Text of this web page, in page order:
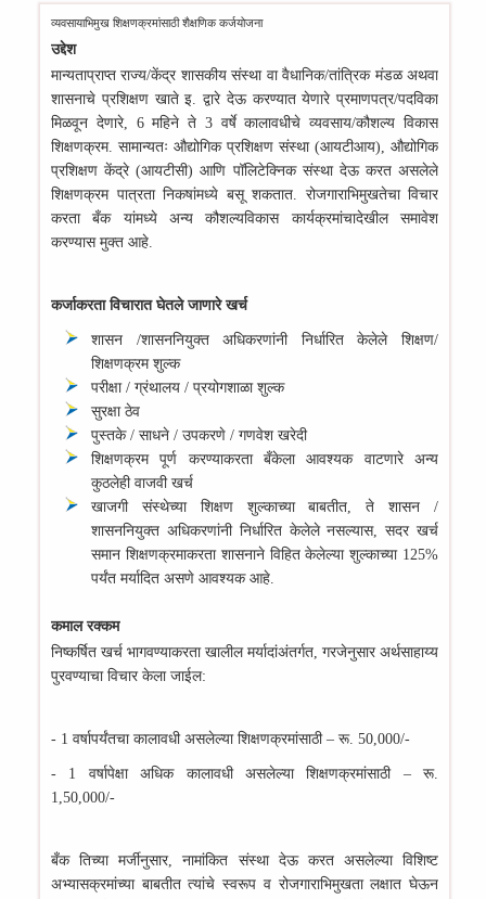
व्यवसायाभिमुख शिक्षणक्रमांसाठी शैक्षणिक कर्जयोजना
उद्देश
मान्यताप्राप्त राज्य/केंद्र शासकीय संस्था वा वैधानिक/तांत्रिक मंडळ अथवा
शासनाचे प्रशिक्षण खाते इ. द्वारे देऊ करण्यात येणारे प्रमाणपत्र/पदविका
मिळवून देणारे, 6 महिने ते 3 वर्षे कालावधीचे व्यवसाय/कौशल्य विकास
शिक्षणक्रम. सामान्यतः औद्योगिक प्रशिक्षण संस्था (आयटीआय), औद्योगिक
प्रशिक्षण केंद्रे (आयटीसी) आणि पॉलिटेक्निक संस्था देऊ करत असलेले
शिक्षणक्रम पात्रता निकषांमध्ये बसू शकतात. रोजगाराभिमुखतेचा विचार
करता बँक यांमध्ये अन्य कौशल्यविकास कार्यक्रमांचादेखील समावेश
करण्यास मुक्त आहे.
कर्जाकरता विचारात घेतले जाणारे खर्च
शासन /शासननियुक्त अधिकरणांनी निर्धारित केलेले शिक्षण/
शिक्षणक्रम शुल्क
परीक्षा / ग्रंथालय / प्रयोगशाळा शुल्क
सुरक्षा ठेव
पुस्तके / साधने / उपकरणे / गणवेश खरेदी
शिक्षणक्रम पूर्ण करण्याकरता बँकेला आवश्यक वाटणारे अन्य
कुठलेही वाजवी खर्च
खाजगी संस्थेच्या शिक्षण शुल्काच्या बाबतीत, ते शासन /
शासननियुक्त अधिकरणांनी निर्धारित केलेले नसल्यास, सदर खर्च
समान शिक्षणक्रमाकरता शासनाने विहित केलेल्या शुल्काच्या 125%
पर्यंत मर्यादित असणे आवश्यक आहे.
कमाल रक्कम
निष्कर्षित खर्च भागवण्याकरता खालील मर्यादांअंतर्गत, गरजेनुसार अर्थसाहाय्य
पुरवण्याचा विचार केला जाईल:
- 1 वर्षापर्यंतचा कालावधी असलेल्या शिक्षणक्रमांसाठी – रू. 50,000/-
- 1 वर्षापेक्षा अधिक कालावधी असलेल्या शिक्षणक्रमांसाठी – रू.
1,50,000/-
बँक तिच्या मर्जीनुसार, नामांकित संस्था देऊ करत असलेल्या विशिष्ट
अभ्यासक्रमांच्या बाबतीत त्यांचे स्वरूप व रोजगाराभिमुखता लक्षात घेऊन